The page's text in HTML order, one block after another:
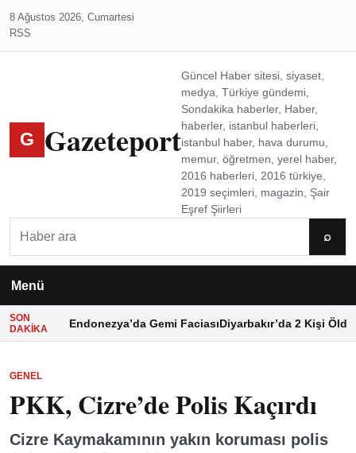
8 Ağustos 2026, Cumartesi
RSS
G Gazeteport
Güncel Haber sitesi, siyaset,
medya, Türkiye gündemi,
Sondakika haberler, Haber,
haberler, istanbul haberleri,
istanbul haber, hava durumu,
memur, öğretmen, yerel haber,
2016 haberleri, 2016 türkiye,
2019 seçimleri, magazin, Şair
Eşref Şiirleri
⌕
Menü
SON
DAKIKA
Endonezya’da Gemi FaciasıDiyarbakır’da 2 Kişi Öldü
GENEL
PKK, Cizre’de Polis Kaçırdı
Cizre Kaymakamının yakın koruması polis